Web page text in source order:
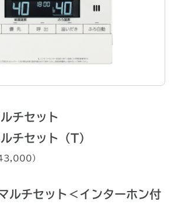
チセット
チセット（T）
）
チセット＜インターホン付